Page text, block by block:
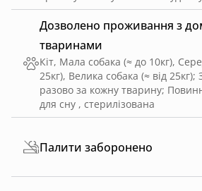
Дозволено проживання з
тваринами
Кіт, Мала собака (≈ до 10кг),
25кг), Велика собака (≈ від 25кг);
разово за кожну тварину;
для сну , стерилізована
Палити заборонено